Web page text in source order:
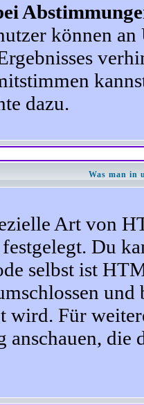
können
dazu.
Was man in
Art von
Du
selbst ist
wird. Für
die